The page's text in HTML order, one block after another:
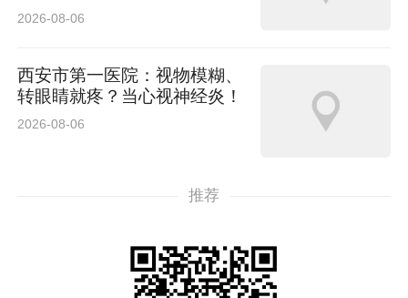
2026-08-06
西安市第一医院：视物模糊、
转眼睛就疼？当心视神经炎！
2026-08-06
推荐